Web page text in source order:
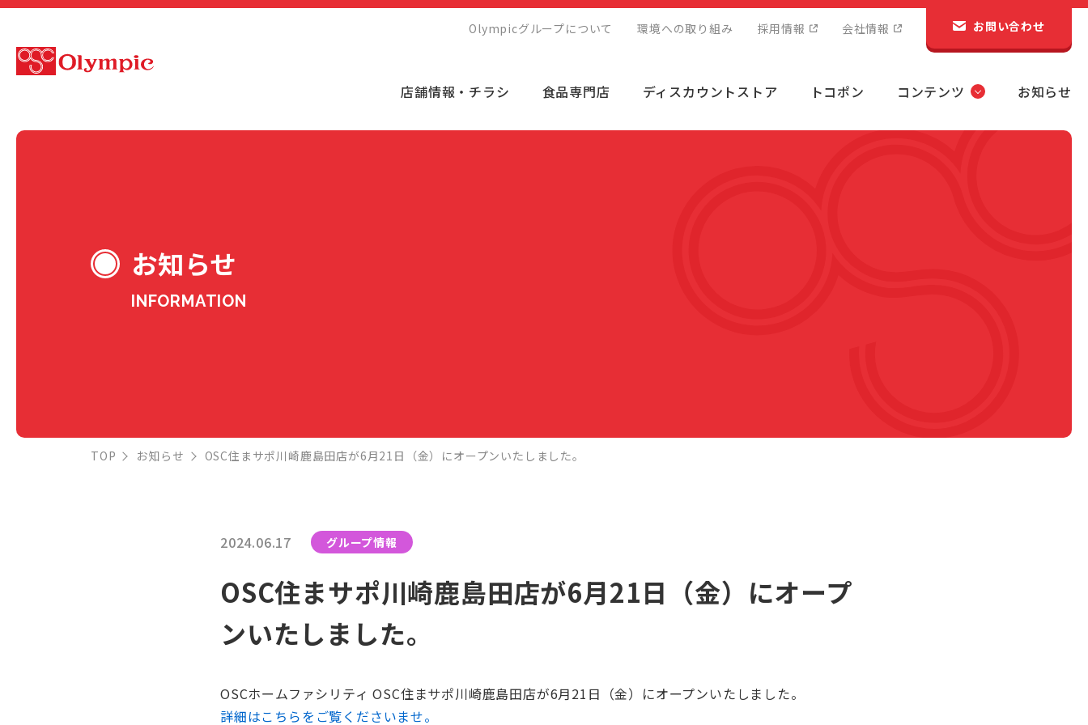
Olympicグループについて 環境への取り組み 採用情報 会社情報 お問い合わせ
店舗情報・チラシ 食品専門店 ディスカウントストア トコポン コンテンツ お知らせ
お知らせ
INFORMATION
TOP お知らせ OSC住まサポ川崎鹿島田店が6月21日（金）にオープンいたしました。
2024.06.17 グループ情報
OSC住まサポ川崎鹿島田店が6月21日（金）にオープ
ンいたしました。
OSCホームファシリティ OSC住まサポ川崎鹿島田店が6月21日（金）にオープンいたしました。
詳細はこちらをご覧くださいませ。